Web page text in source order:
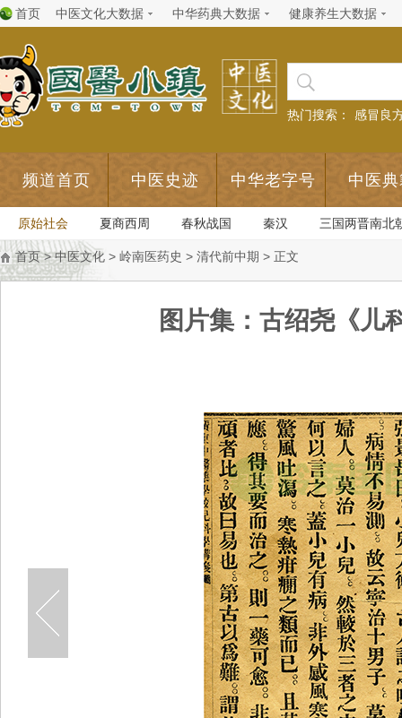
首页 中医文化大数据 中华药典大数据 健康养生大数据
热门搜索： 感冒良
频道首页 中医史迹 中华老字号 中医
原始社会 夏商西周 春秋战国 秦汉 三国两晋南北
首页>中医文化 > 岭南医药史 > 清代前中期 > 正文
图片集：古绍尧《儿